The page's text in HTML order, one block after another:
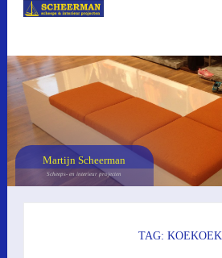
Martijn Scheerman
Scheeps- en interieur projecten
TAG: KOEKOEK